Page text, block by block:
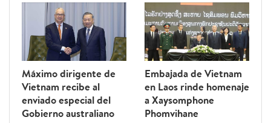
Máximo dirigente de
Vietnam recibe al
enviado especial del
Gobierno australiano
Embajada de Vietnam
en Laos rinde homenaje
a Xaysomphone
Phomvihane